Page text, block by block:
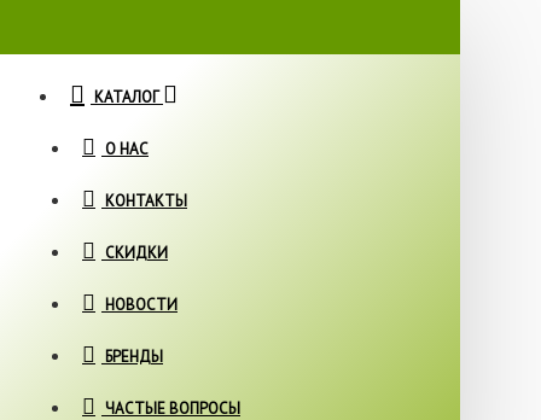
КАТАЛОГ
О НАС
КОНТАКТЫ
СКИДКИ
НОВОСТИ
БРЕНДЫ
ЧАСТЫЕ ВОПРОСЫ